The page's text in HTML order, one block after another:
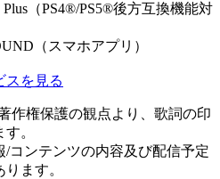
（PS4®/PS5®後方互換機能対
（スマホアプリ）
スを見る
作権保護の観点より、歌詞の印
。
/コンテンツの内容及び配信予定
ます。